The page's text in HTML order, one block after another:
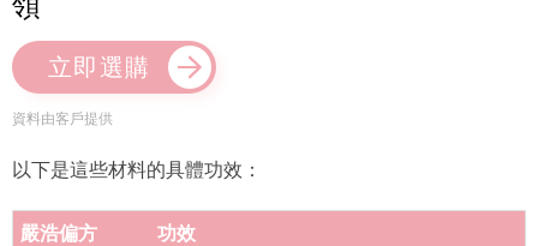
立即選購
資料由客戶提供
以下是這些材料的具體功效：
嚴浩偏方 功效